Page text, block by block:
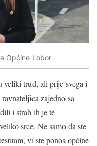
Općine Lobor
veliki trud, ali prije svega i
zajedno sa
i strah ih je te
srce. Ne samo da ste
vi ste ponos općine